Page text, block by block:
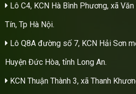
Lô C4, KCN Hà Bình Phương, xã
Tín, Tp Hà Nội.
Lô Q8A đường số 7, KCN Hải Sơn
Huyện Đức Hòa, tỉnh Long An.
KCN Thuận Thành 3, xã Thanh